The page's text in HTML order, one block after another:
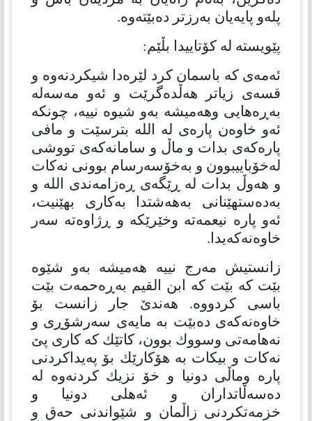
پلەو پایەیان بەرزتر دەبێتەوە.
پێویستە لە كۆتاییدا بڵێم:
ئەمەی كە باسمان كرد لێرەدا شیكردنەوە و
قسەی زیاتر هەڵدەگرێت و ئەو مەسەلە
بەڕەهایی وهەمیشە بەو شیوە نییە، چونكە
ئەو خاوەن پارەی لە الله بترسێت و مافی
پارەكەی بدات و ماڵ و سامانەكەی تووشی
لەخۆباییبوون و بەخۆسەرسام بوونی نەكات
و هەوڵ بدات لە ڕێگەی ڕەزامەندی الله و
بەدەستهێنانی بەهەشتدا بەكاری بهێنیت،
ئەو پارە نیعمەتە وخێرێكە و ڕژاوەتە سەر
خاوەنەكەیدا.
زانستیش مەرج نییە هەمیشە بەو شێوە
بێت كە بێت كە ابن القیم بەڕەحمەت بێت
باسی كردووە. هەندێ جار زانست بۆ
خاوەنەكەی دەبێت بە مایەی سەرشۆڕی و
نەهامەتی وسووك بوون، كاتێك كە كاری پێ
نەكات و بیكات بە هۆكارێك بۆ پەیداكردنی
پارە وماڵی دونیا و خۆ نزیك كردنەوە لە
دەسەڵاتداران و ئەهلی دونیا و
خزمەتكردنی زاڵمان و شێواندنی حەق و